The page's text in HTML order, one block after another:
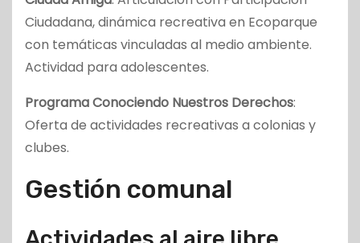
Ciudadana, dinámica recreativa en Ecoparque
con temáticas vinculadas al medio ambiente.
Actividad para adolescentes.
Programa Conociendo Nuestros Derechos:
Oferta de actividades recreativas a colonias y
clubes.
Gestión comunal